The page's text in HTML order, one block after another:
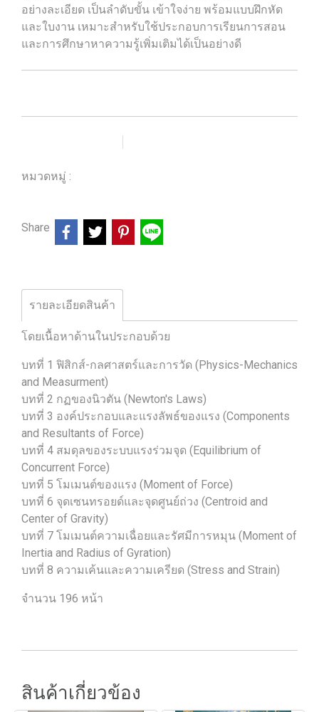
อย่างละเอียด เป็นลำดับขั้น เข้าใจง่าย พร้อมแบบฝึกหัด
และใบงาน เหมาะสำหรับใช้ประกอบการเรียนการสอน
และการศึกษาหาความรู้เพิ่มเติมได้เป็นอย่างดี
หมวดหมู่ :
Share
รายละเอียดสินค้า
โดยเนื้อหาด้านในประกอบด้วย
บทที่ 1 ฟิสิกส์-กลศาสตร์และการวัด (Physics-Mechanics
and Measurment)
บทที่ 2 กฏของนิวตัน (Newton's Laws)
บทที่ 3 องค์ประกอบและแรงลัพธ์ของแรง (Components
and Resultants of Force)
บทที่ 4 สมดุลของระบบแรงร่วมจุด (Equilibrium of
Concurrent Force)
บทที่ 5 โมเมนต์ของแรง (Moment of Force)
บทที่ 6 จุดเซนทรอยด์และจุดศูนย์ถ่วง (Centroid and
Center of Gravity)
บทที่ 7 โมเมนต์ความเฉื่อยและรัศมีการหมุน (Moment of
Inertia and Radius of Gyration)
บทที่ 8 ความเค้นและความเครียด (Stress and Strain)
จำนวน 196 หน้า
สินค้าเกี่ยวข้อง